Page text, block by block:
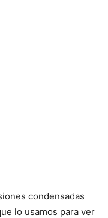
condensadas
lo usamos para ver